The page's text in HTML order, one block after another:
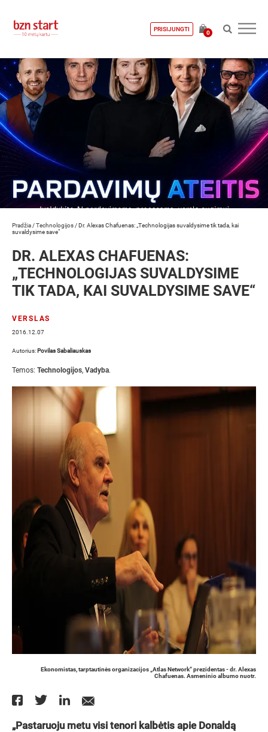
PRISIJUNGTI
0
Pradžia /Technologijos /Dr. Alexas Chafuenas: „Technologijas suvaldysime tik tada, kai
suvaldysime save“
DR. ALEXAS CHAFUENAS:
„TECHNOLOGIJAS SUVALDYSIME
TIK TADA, KAI SUVALDYSIME SAVE“
VERSLAS
2016.12.07
Autorius: Povilas Sabaliauskas
Temos: Technologijos, Vadyba.
Ekonomistas, tarptautinės organizacijos „Atlas Network“ prezidentas - dr. Alexas
Chafuenas. Asmeninio albumo nuotr.
„Pastaruoju metu visi tenori kalbėtis apie Donaldą